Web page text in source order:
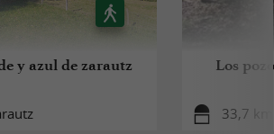
Geoparque de la Costa
paisajes de
alrededores.
y azul de zarautz Los
33,7